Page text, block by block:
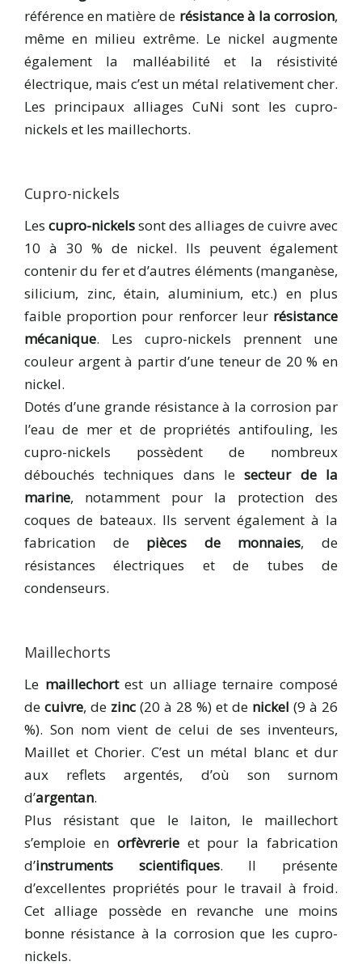
référence en matière de résistance à la corrosion,
même en milieu extrême. Le nickel augmente
également la malléabilité et la résistivité
électrique, mais c’est un métal relativement cher.
Les principaux alliages CuNi sont les cupro-
nickels et les maillechorts.
Cupro-nickels
Les cupro-nickelssont des alliages de cuivre avec
10 à 30 % de nickel. Ils peuvent également
contenir du fer et d’autres éléments (manganèse,
silicium, zinc, étain, aluminium, etc.) en plus
faible proportion pour renforcer leurrésistance
mécanique. Les cupro-nickels prennent une
couleur argent à partir d’une teneur de 20 % en
nickel.
Dotés d’une grande résistance à la corrosion par
l’eau de mer et de propriétés antifouling, les
cupro-nickels possèdent de nombreux
débouchés techniques dans lesecteur de la
marine, notamment pour la protection des
coques de bateaux. Ils servent également à la
fabrication depièces de monnaies, de
résistances électriques et de tubes de
condenseurs.
Maillechorts
Le maillechortest un alliage ternaire composé
de cuivre, de zinc (20 à 28 %) et de nickel (9 à 26
%). Son nom vient de celui de ses inventeurs,
Maillet et Chorier. C’est un métal blanc et dur
aux reflets argentés, d’où son surnom
d’argentan.
Plus résistant que le laiton, le maillechort
s’emploie en orfèvrerie et pour la fabrication
d’instruments scientifiques. Il présente
d’excellentes propriétés pour le travail à froid.
Cet alliage possède en revanche une moins
bonne résistance à la corrosion que les cupro-
nickels.